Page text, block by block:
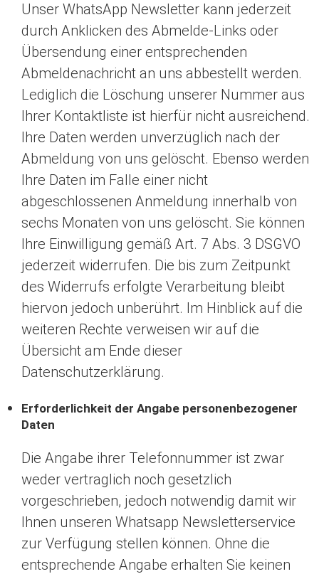
Unser WhatsApp Newsletter kann jederzeit
durch Anklicken des Abmelde-Links oder
Übersendung einer entsprechenden
Abmeldenachricht an uns abbestellt werden.
Lediglich die Löschung unserer Nummer aus
Ihrer Kontaktliste ist hierfür nicht ausreichend.
Ihre Daten werden unverzüglich nach der
Abmeldung von uns gelöscht. Ebenso werden
Ihre Daten im Falle einer nicht
abgeschlossenen Anmeldung innerhalb von
sechs Monaten von uns gelöscht. Sie können
Ihre Einwilligung gemäß Art. 7 Abs. 3 DSGVO
jederzeit widerrufen. Die bis zum Zeitpunkt
des Widerrufs erfolgte Verarbeitung bleibt
hiervon jedoch unberührt. Im Hinblick auf die
weiteren Rechte verweisen wir auf die
Übersicht am Ende dieser
Datenschutzerklärung.
Erforderlichkeit der Angabe personenbezogener
Daten
Die Angabe ihrer Telefonnummer ist zwar
weder vertraglich noch gesetzlich
vorgeschrieben, jedoch notwendig damit wir
Ihnen unseren Whatsapp Newsletterservice
zur Verfügung stellen können. Ohne die
entsprechende Angabe erhalten Sie keinen